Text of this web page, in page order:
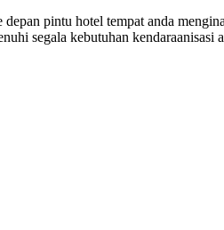
pintu hotel tempat anda
segala kebutuhan kendaraanisasi